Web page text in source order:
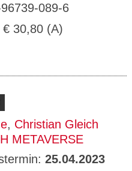
089-6
| € 30,80 (A)
, Christian Gleich
METAVERSE
25.04.2023